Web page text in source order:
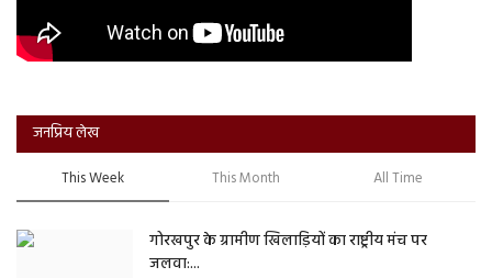
जनप्रिय लेख
This Week This Month All Time
गोरखपुर के ग्रामीण खिलाड़ियों का राष्ट्रीय मंच पर
जलवा:...